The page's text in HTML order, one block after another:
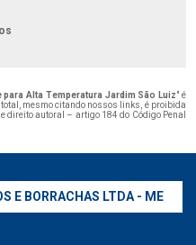
Alta Temperatura Jardim São Luiz" é
mesmo citando nossos links, é proibida
direito autoral – artigo 184 do Código Penal
E BORRACHAS LTDA - ME